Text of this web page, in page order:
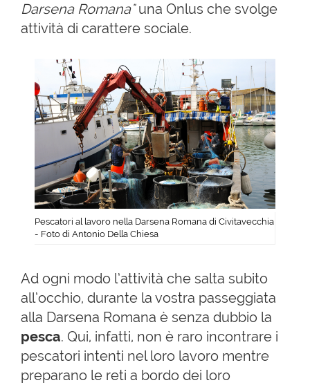
Darsena Romana"una Onlus che svolge
attività di carattere sociale.
Pescatori al lavoro nella Darsena Romana di Civitavecchia
- Foto di Antonio Della Chiesa
Ad ogni modo l’attività che salta subito
all’occhio, durante la vostra passeggiata
alla Darsena Romana è senza dubbio la
pesca. Qui, infatti, non è raro incontrare i
pescatori intenti nel loro lavoro mentre
preparano le reti a bordo dei loro